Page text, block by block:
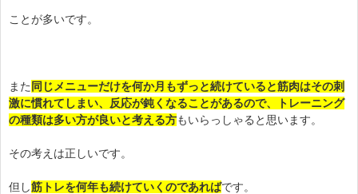
ことが多いです。
また 同じメニューだけを何か月もずっと続けていると筋肉はその刺
激に慣れてしまい、反応が鈍くなることがあるので、トレーニング
の種類は多い方が良いと考える方もいらっしゃると思います。
その考えは正しいです。
但し筋トレを何年も続けていくのであればです。